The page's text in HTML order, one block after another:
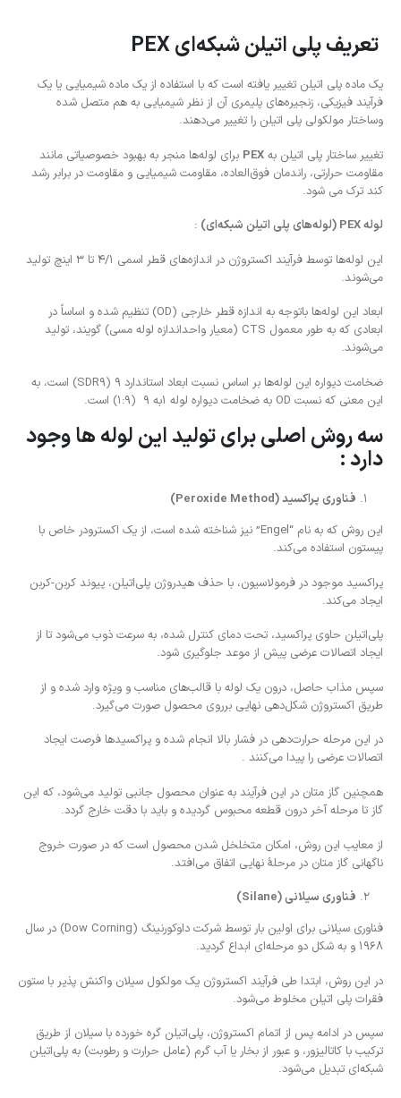
تعریف پلی اتیلن شبکه‌ای PEX
یک ماده پلی اتیلن تغییر یافته است که با استفاده از یک ماده شیمیایی یا یک
فرآیند فیزیکی، زنجیره‌های پلیمری آن از نظر شیمیایی به هم متصل شده
وساختار مولکولی پلی اتیلن را تغییر می‌دهند.
تغییر ساختار پلی اتیلن به PEX برای لوله‌ها منجر به بهبود خصوصیاتی مانند
مقاومت حرارتی، راندمان فوق‌العاده، مقاومت شیمیایی و مقاومت در برابر رشد
کند ترک می شود.
لوله PEX (لوله‌های پلی اتیلن شبکه‌ای)
:
این لوله‌ها توسط فرآیند اکستروژن در اندازه‌های قطر اسمی ۴/۱ تا ۳ اینچ تولید
می‌شوند.
ابعاد این لوله‌ها باتوجه به اندازه قطر خارجی (OD) تنظیم شده و اساساً در
ابعادی که به طور معمول CTS (معیار واحداندازه لوله مسی) گویند، تولید
می‌شوند.
ضخامت دیواره این لوله‌ها بر اساس نسبت ابعاد استاندارد ۹ (SDR9) است، به
این معنی که نسبت OD به ضخامت دیواره لوله ۱به ۹ (۱:۹) است.
سه روش اصلی برای تولید این لوله ها وجود
دارد :
فناوری پراکسید (Peroxide Method
)
این روش که به نام “Engel” نیز شناخته شده است، از یک اکسترودر خاص با
پیستون استفاده می‌کند.
پراکسید موجود در فرمولاسیون، با حذف هیدروژن پلی‌اتیلن، پیوند کربن-کربن
ایجاد می‌کند.
پلی‌اتیلن حاوی پراکسید، تحت دمای کنترل شده، به سرعت ذوب می‌‌شود تا از
ایجاد اتصالات عرضی پیش از موعد جلوگیری شود.
سپس مذاب حاصل، درون یک لوله با قالب‌های مناسب و ویژه وارد شده و از
طریق اکستروژن شکل‌دهی نهایی برروی محصول صورت می‌گیرد.
در این مرحله حرارت‌دهی در فشار بالا انجام شده و پراکسیدها فرصت ایجاد
اتصالات عرضی را پیدا می‌کنند .
همچنین گاز متان در این فرآیند به عنوان محصول جانبی تولید می‌شود، که این
گاز تا مرحله آخر درون قطعه محبوس گردیده و باید با دقت خارج گردد.
از معایب این روش، امکان متخلخل شدن محصول است که در صورت خروج
ناگهانی گاز متان در مرحلۀ نهایی اتفاق می‌افتد.
فناوری سیلانی (Silane
)
فناوری سیلانی برای اولین بار توسط شرکت داوکورنینگ (Dow Corning) در سال
۱۹۶۸ و به شکل دو مرحله‌ای ابداع گردید.
در این روش، ابتدا طی فرآیند اکستروژن یک مولکول سیلان واکنش پذیر با ستون
فقرات پلی اتیلن مخلوط می‌شود.
سپس در ادامه پس از اتمام اکستروژن، پلی‌اتیلن گره خورده با سیلان از طریق
ترکیب با کاتالیزور، و عبور از بخار یا آب گرم (عامل حرارت و رطوبت) به پلی‌اتیلن
شبکه‌ای تبدیل می‌شود.